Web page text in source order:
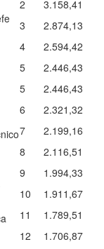
2
3.158,41
3
2.874,13
4
2.594,42
5
2.446,43
5
2.446,43
6
2.321,32
7
2.199,16
8
2.116,51
9
1.994,33
10
1.911,67
11
1.789,51
12
1.706,87